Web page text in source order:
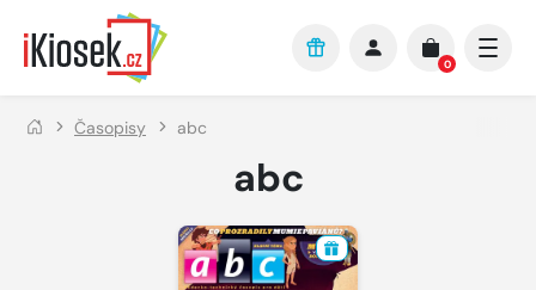
Přejít na hlavní obsah
0
Časopisy abc
abc